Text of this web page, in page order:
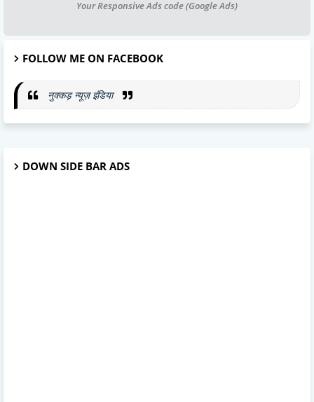
Your Responsive Ads code (Google Ads)
FOLLOW ME ON FACEBOOK
नुक्कड़ न्यूज़ इंडिया
DOWN SIDE BAR ADS